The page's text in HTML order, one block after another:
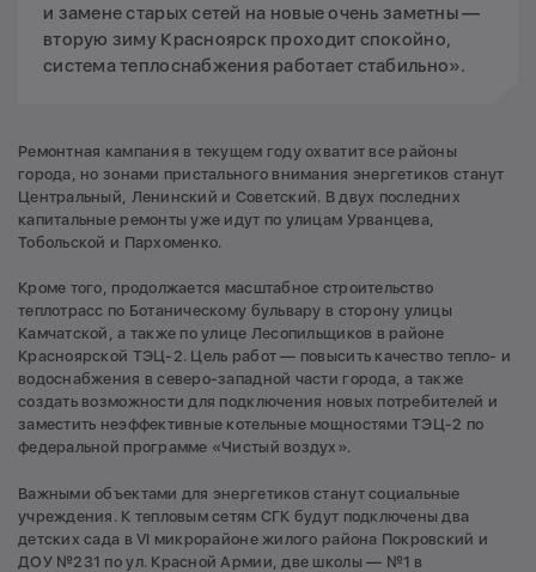
и замене старых сетей на новые очень заметны —
вторую зиму Красноярск проходит спокойно,
система теплоснабжения работает стабильно».
Ремонтная кампания в текущем году охватит все районы
города, но зонами пристального внимания энергетиков станут
Центральный, Ленинский и Советский. В двух последних
капитальные ремонты уже идут по улицам Урванцева,
Тобольской и Пархоменко.
Кроме того, продолжается масштабное строительство
теплотрасс по Ботаническому бульвару в сторону улицы
Камчатской, а также по улице Лесопильщиков в районе
Красноярской ТЭЦ-2. Цель работ — повысить качество тепло- и
водоснабжения в северо-западной части города, а также
создать возможности для подключения новых потребителей и
заместить неэффективные котельные мощностями ТЭЦ-2 по
федеральной программе «Чистый воздух».
Важными объектами для энергетиков станут социальные
учреждения. К тепловым сетям СГК будут подключены два
детских сада в VI микрорайоне жилого района Покровский и
ДОУ №231 по ул. Красной Армии, две школы — №1 в